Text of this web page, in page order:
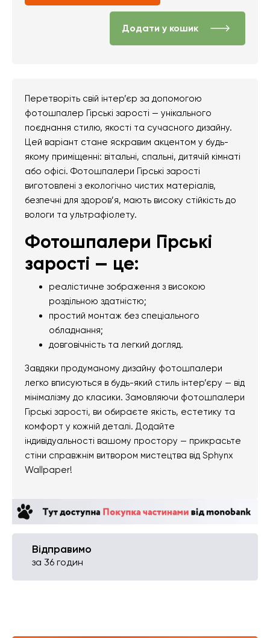
Додати у кошик
Перетворіть свій інтер’єр за допомогою
фотошпалер Гірські зарості — унікального
поєднання стилю, якості та сучасного дизайну.
Цей варіант стане яскравим акцентом у будь-
якому приміщенні: вітальні, спальні, дитячій кімнаті
або офісі. Фотошпалери Гірські зарості
виготовлені з екологічно чистих матеріалів,
безпечні для здоров’я, мають високу стійкість до
вологи та ультрафіолету.
Фотошпалери Гірські
зарості — це:
реалістичне зображення з високою
роздільною здатністю;
простий монтаж без спеціального
обладнання;
довговічність та легкий догляд.
Завдяки продуманому дизайну фотошпалери
легко вписуються в будь-який стиль інтер’єру — від
мінімалізму до класики. Замовляючи фотошпалери
Гірські зарості, ви обираєте якість, естетику та
комфорт у кожній деталі. Додайте
індивідуальності вашому простору — прикрасьте
стіни справжнім витвором мистецтва від Sphynx
Wallpaper!
Відправимо
за 36 годин